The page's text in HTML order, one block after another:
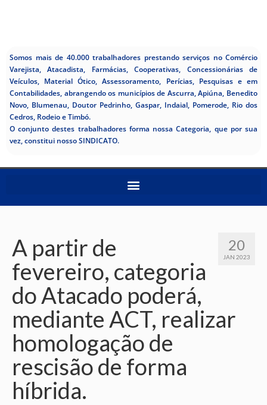
Somos mais de 40.000 trabalhadores prestando serviços no Comércio
Varejista, Atacadista, Farmácias, Cooperativas, Concessionárias de
Veículos, Material Ótico, Assessoramento, Perícias, Pesquisas e em
Contabilidades, abrangendo os municípios de Ascurra, Apiúna, Benedito
Novo, Blumenau, Doutor Pedrinho, Gaspar, Indaial, Pomerode, Rio dos
Cedros, Rodeio e Timbó.
O conjunto destes trabalhadores forma nossa Categoria, que por sua
vez, constitui nosso SINDICATO.
20
JAN 2023
A partir de
fevereiro, categoria
do Atacado poderá,
mediante ACT, realizar
homologação de
rescisão de forma
híbrida.